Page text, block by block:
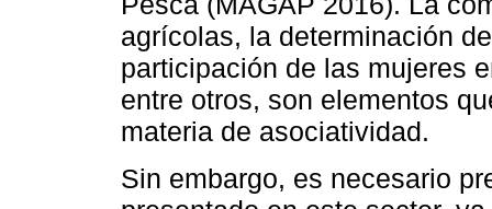
agrícolas, la determinación
participación de las mujeres
entre otros, son elementos
materia de asociatividad.
Sin embargo, es necesario